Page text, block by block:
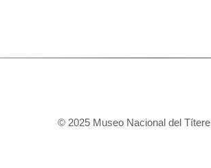
© 2025 Museo Nacional del Títere